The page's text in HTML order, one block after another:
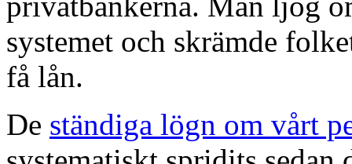
systemet och skrämde
få lån.
De ständiga lögn om vårt